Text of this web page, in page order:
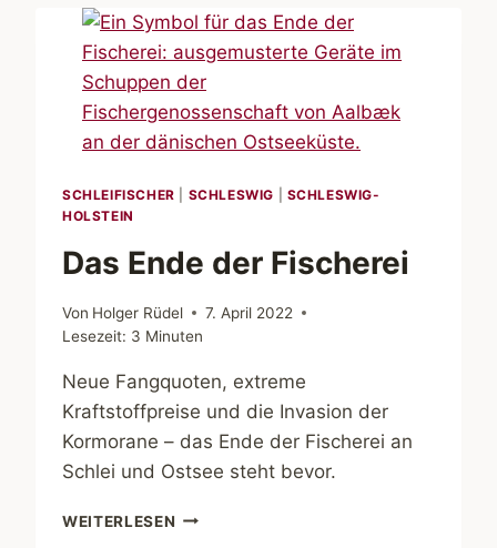
UNEWATT
SCHLEIFISCHER SCHLESWIG
SCHLESWIG-
HOLSTEIN
Das Ende der Fischerei
Von Holger Rüdel
7. April 2022
Lesezeit: 3 Minuten
Neue Fangquoten, extreme
Kraftstoffpreise und die Invasion der
Kormorane – das Ende der Fischerei an
Schlei und Ostsee steht bevor.
WEITERLESEN DAS